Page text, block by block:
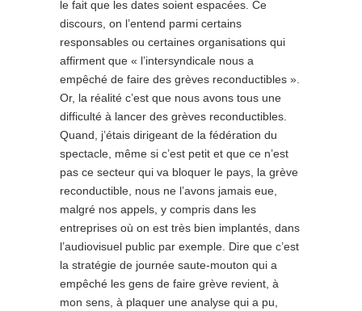
le fait que les dates soient espacées. Ce
discours, on l’entend parmi certains
responsables ou certaines organisations qui
affirment que « l’intersyndicale nous a
empêché de faire des grèves reconductibles ».
Or, la réalité c’est que nous avons tous une
difficulté à lancer des grèves reconductibles.
Quand, j’étais dirigeant de la fédération du
spectacle, même si c’est petit et que ce n’est
pas ce secteur qui va bloquer le pays, la grève
reconductible, nous ne l’avons jamais eue,
malgré nos appels, y compris dans les
entreprises où on est très bien implantés, dans
l’audiovisuel public par exemple. Dire que c’est
la stratégie de journée saute-mouton qui a
empêché les gens de faire grève revient, à
mon sens, à plaquer une analyse qui a pu,